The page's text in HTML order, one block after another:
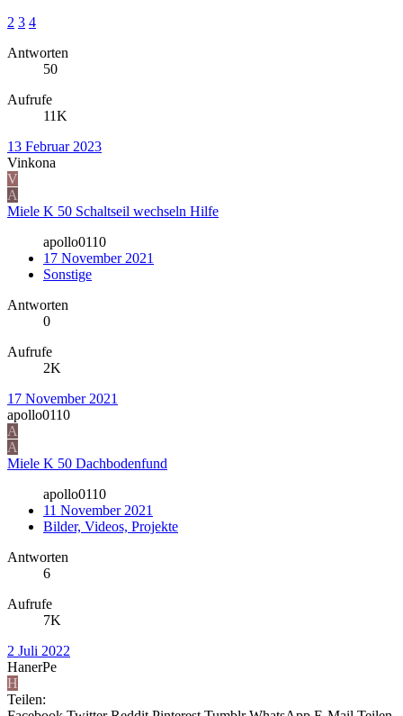
2 3 4
Antworten
50
Aufrufe
11K
13 Februar 2023
Vinkona
V
A
Miele K 50 Schaltseil wechseln Hilfe
apollo0110
17 November 2021
Sonstige
Antworten
0
Aufrufe
2K
17 November 2021
apollo0110
A
A
Miele K 50 Dachbodenfund
apollo0110
11 November 2021
Bilder, Videos, Projekte
Antworten
6
Aufrufe
7K
2 Juli 2022
HanerPe
H
Teilen: